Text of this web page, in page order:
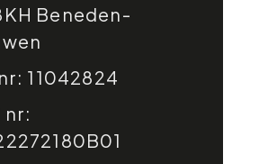
Beneden-
11042824
nr: